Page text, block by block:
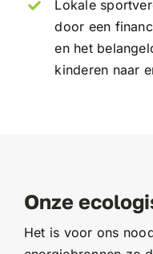
Lokale
door een
en het
kinderen naar
Onze
Het is voor ons